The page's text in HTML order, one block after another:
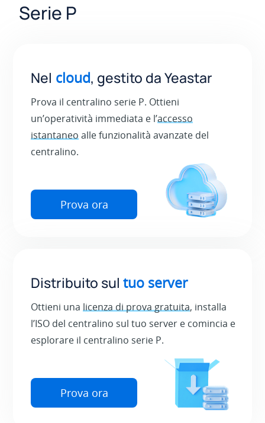
Serie P
Nel cloud, gestito da Yeastar
Prova il centralino serie P. Ottieni
un’operatività immediata e l’accesso
istantaneoalle funzionalità avanzate del
centralino.
Prova ora
Distribuito sultuo server
Ottieni unalicenza di prova gratuita, installa
l’ISO del centralino sul tuo server e comincia e
esplorare il centralino serie P.
Prova ora